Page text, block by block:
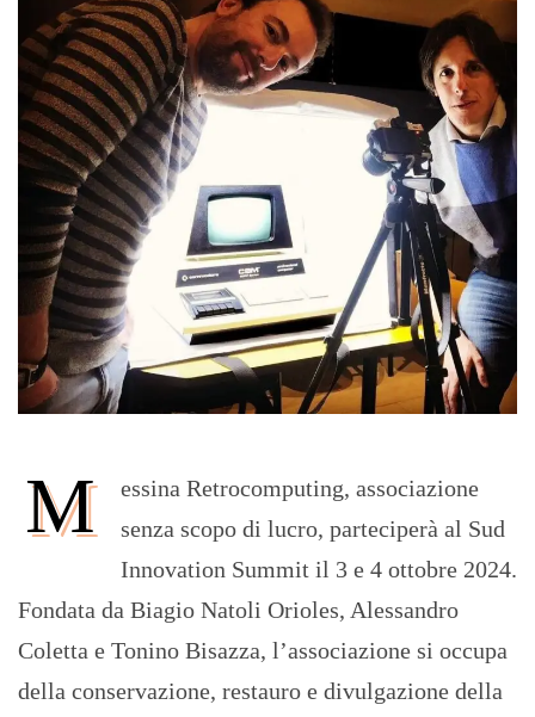
M
essina Retrocomputing, associazione
senza scopo di lucro, parteciperà al Sud
Innovation Summit il 3 e 4 ottobre 2024.
Fondata da Biagio Natoli Orioles, Alessandro
Coletta e Tonino Bisazza, l’associazione si occupa
della conservazione, restauro e divulgazione della